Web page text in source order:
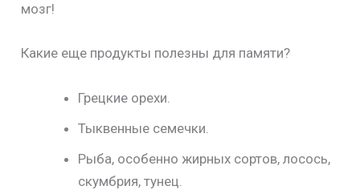
мозг!
Какие еще продукты полезны для памяти?
Грецкие орехи.
Тыквенные семечки.
Рыба, особенно жирных сортов, лосось,
скумбрия, тунец.